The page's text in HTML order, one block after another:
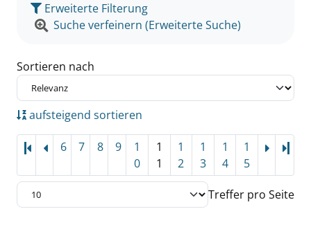
Erweiterte Filterung
Suche verfeinern (Erweiterte Suche)
Sortieren nach
aufsteigend sortieren
6 7 8 9
1
0
1
1
1
2
1
3
1
4
1
5
Treffer pro Seite